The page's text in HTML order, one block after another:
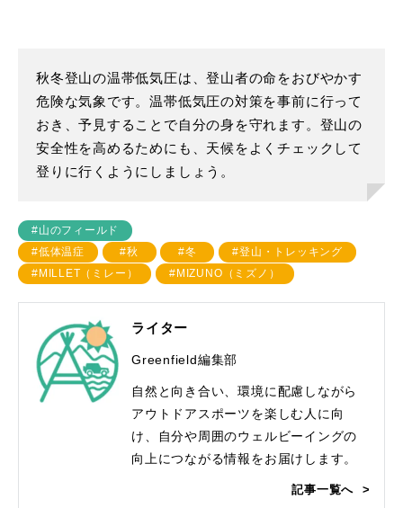
秋冬登山の温帯低気圧は、登山者の命をおびやかす
危険な気象です。温帯低気圧の対策を事前に行って
おき、予見することで自分の身を守れます。登山の
安全性を高めるためにも、天候をよくチェックして
登りに行くようにしましょう。
#山のフィールド
#低体温症
#秋 #冬
#登山・トレッキング
#MILLET（ミレー）
#MIZUNO（ミズノ）
ライター
Greenfield編集部
自然と向き合い、環境に配慮しながら
アウトドアスポーツを楽しむ人に向
け、自分や周囲のウェルビーイングの
向上につながる情報をお届けします。
記事一覧へ